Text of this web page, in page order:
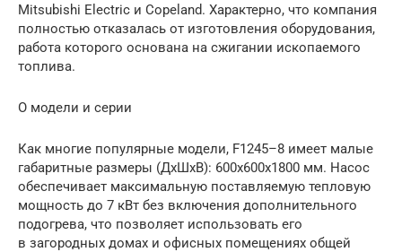
Mitsubishi Electric и Copeland. Характерно, что компания
полностью отказалась от изготовления оборудования,
работа которого основана на сжигании ископаемого
топлива.
О модели и серии
Как многие популярные модели, F1245–8 имеет малые
габаритные размеры (ДхШхВ): 600х600х1800 мм. Насос
обеспечивает максимальную поставляемую тепловую
мощность до 7 кВт без включения дополнительного
подогрева, что позволяет использовать его
в загородных домах и офисных помещениях общей